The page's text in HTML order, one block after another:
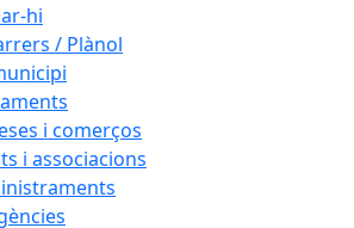
hi
/ Plànol
i comerços
i associacions